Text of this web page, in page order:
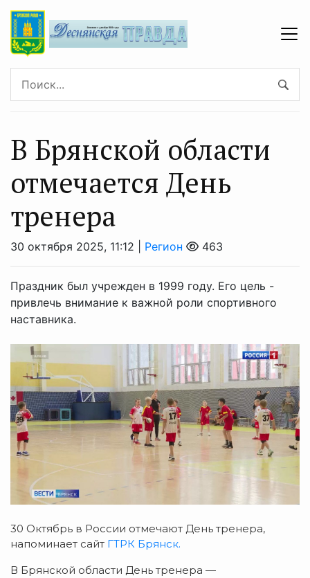
В Брянской области
отмечается День
тренера
30 октября 2025, 11:12 | Регион 463
Праздник был учрежден в 1999 году. Его цель -
привлечь внимание к важной роли спортивного
наставника.
30 Октябрь в России отмечают День тренера,
напоминает сайт ГТРК Брянск.
В Брянской области День тренера —